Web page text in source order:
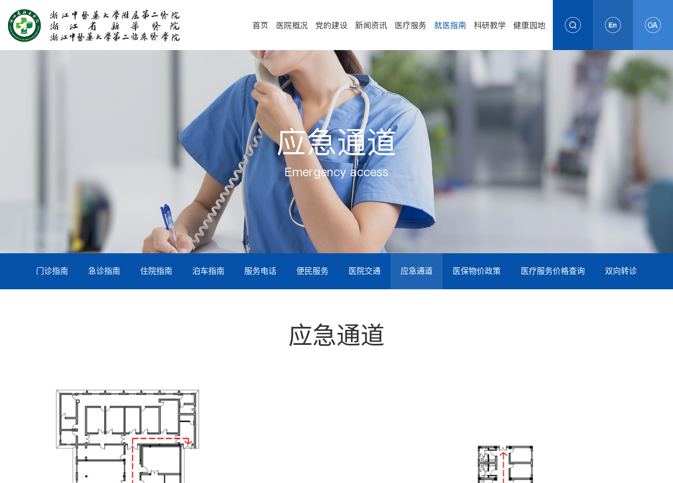
首页 医院概况 党的建设 新闻资讯 医疗服务 就医指南 科研教学 健康园地
应急通道
Emergency access
门诊指南 急诊指南 住院指南 泊车指南 服务电话 便民服务 医院交通 应急通道 医保物价政策 医疗服务价格查询 双向转诊
应急通道